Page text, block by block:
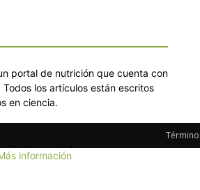
portal de nutrición que cuenta con
los artículos están escritos
en ciencia.
información